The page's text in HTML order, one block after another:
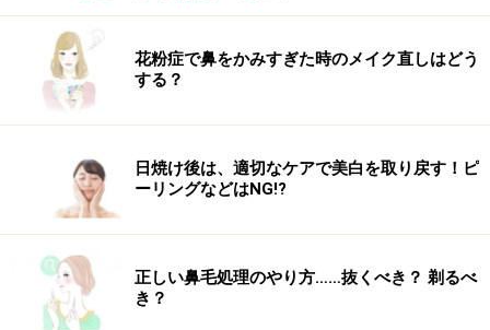
花粉症で鼻をかみすぎた時のメイク直しはどう
する？
日焼け後は、適切なケアで美白を取り戻す！ピ
ーリングなどはNG!?
正しい鼻毛処理のやり方……抜くべき？ 剃るべ
き？